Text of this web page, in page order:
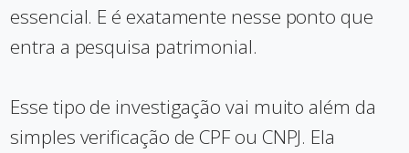
essencial. E é exatamente nesse ponto que
entra a pesquisa patrimonial.
Esse tipo de investigação vai muito além da
simples verificação de CPF ou CNPJ. Ela